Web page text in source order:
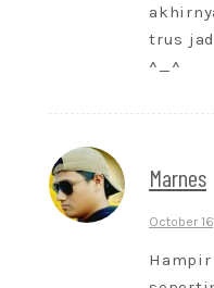
trus
^_^
Marnes
October